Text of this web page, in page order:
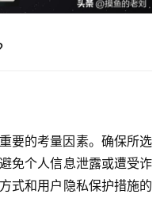
要的考量因素。确保所选
免个人信息泄露或遭受诈
式和用户隐私保护措施的